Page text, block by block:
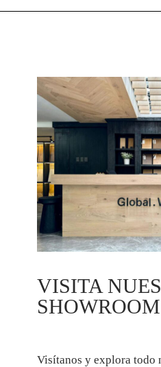
VISITA
SHOWROOM
Visítanos y explora todo